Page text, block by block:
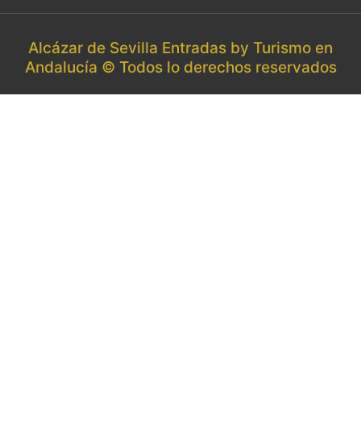
Alcázar de Sevilla Entradas by Turismo en
Andalucía © Todos lo derechos reservados